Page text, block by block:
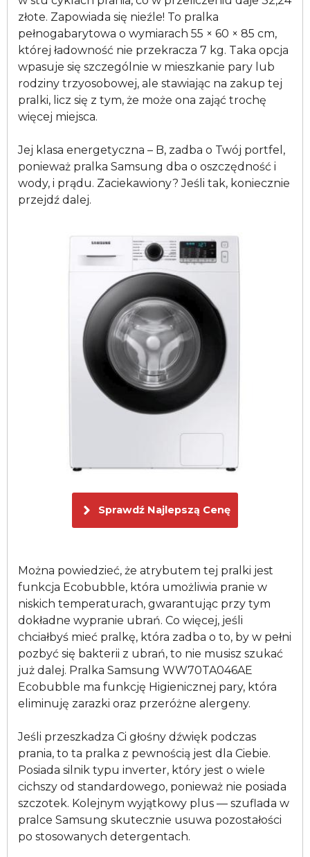
złote. Zapowiada się nieźle! To pralka
pełnogabarytowa o wymiarach 55 × 60 × 85 cm,
której ładowność nie przekracza 7 kg. Taka opcja
wpasuje się szczególnie w mieszkanie pary lub
rodziny trzyosobowej, ale stawiając na zakup tej
pralki, licz się z tym, że może ona zająć trochę
więcej miejsca.
Jej klasa energetyczna – B, zadba o Twój portfel,
ponieważ pralka Samsung dba o oszczędność i
wody, i prądu. Zaciekawiony? Jeśli tak, koniecznie
przejdź dalej.
Sprawdź Najlepszą Cenę
Można powiedzieć, że atrybutem tej pralki jest
funkcja Ecobubble, która umożliwia pranie w
niskich temperaturach, gwarantując przy tym
dokładne wypranie ubrań. Co więcej, jeśli
chciałbyś mieć pralkę, która zadba o to, by w pełni
pozbyć się bakterii z ubrań, to nie musisz szukać
już dalej. Pralka Samsung WW70TA046AE
Ecobubble ma funkcję Higienicznej pary, która
eliminuję zarazki oraz przeróżne alergeny.
Jeśli przeszkadza Ci głośny dźwięk podczas
prania, to ta pralka z pewnością jest dla Ciebie.
Posiada silnik typu inverter, który jest o wiele
cichszy od standardowego, ponieważ nie posiada
szczotek. Kolejnym wyjątkowy plus — szuflada w
pralce Samsung skutecznie usuwa pozostałości
po stosowanych detergentach.